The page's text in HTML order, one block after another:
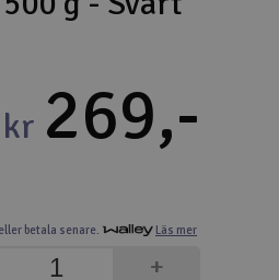
betala senare. Läs mer
kr 269,-
+